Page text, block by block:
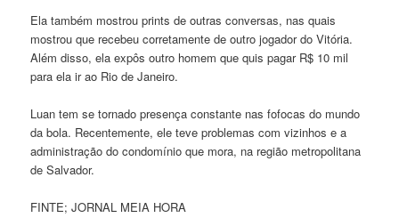
Ela também mostrou prints de outras conversas, nas quais
mostrou que recebeu corretamente de outro jogador do Vitória.
Além disso, ela expôs outro homem que quis pagar R$ 10 mil
para ela ir ao Rio de Janeiro.
Luan tem se tornado presença constante nas fofocas do mundo
da bola. Recentemente, ele teve problemas com vizinhos e a
administração do condomínio que mora, na região metropolitana
de Salvador.
FINTE; JORNAL MEIA HORA